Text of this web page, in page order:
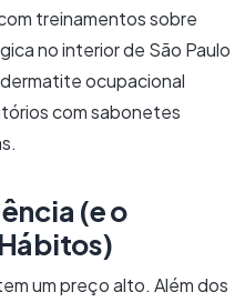
treinamentos sobre
no interior de São Paulo
ocupacional
com sabonetes
(e o
um preço alto. Além dos